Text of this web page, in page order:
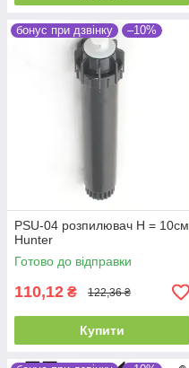
бонус при дзвінку –10%
PSU-04 розпилювач Н = 10см
Hunter
Готово до відправки
110,12 ₴ 122,36 ₴
Купити